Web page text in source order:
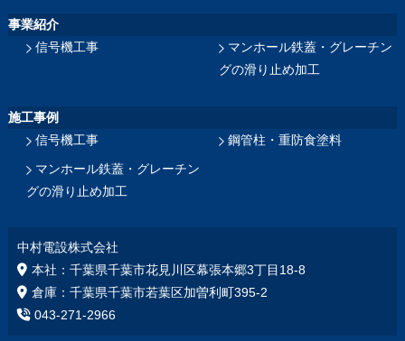
事業紹介
信号機工事
マンホール鉄蓋・グレーチン
グの滑り止め加工
施工事例
信号機工事
鋼管柱・重防食塗料
マンホール鉄蓋・グレーチン
グの滑り止め加工
中村電設株式会社
本社：千葉県千葉市花見川区幕張本郷3丁目18‐8
倉庫：千葉県千葉市若葉区加曽利町395-2
043-271-2966